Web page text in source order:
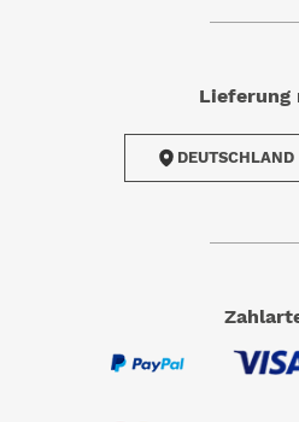
Lieferung